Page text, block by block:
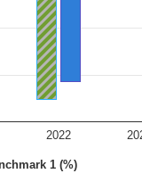
1 (%)
2022